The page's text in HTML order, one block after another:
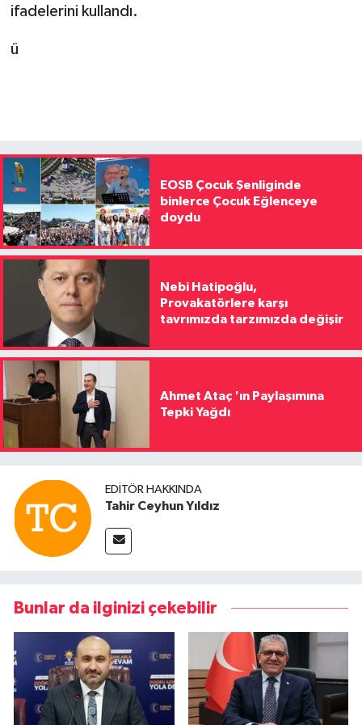
ifadelerini kullandı.
ü
EOSB Çocuk Şenliginde
binlerce Çocuk Eğlenceye
doydu
Nebi Hatipoğlu,
Provakatörlere karşı
tavrımızda tarzımızda değişir
Ahmet Ataç 'ın Paylaşımına
Tepki Yağdı
EDITÖR HAKKINDA
Tahir Ceyhun Yıldız
Bunlar da ilginizi çekebilir